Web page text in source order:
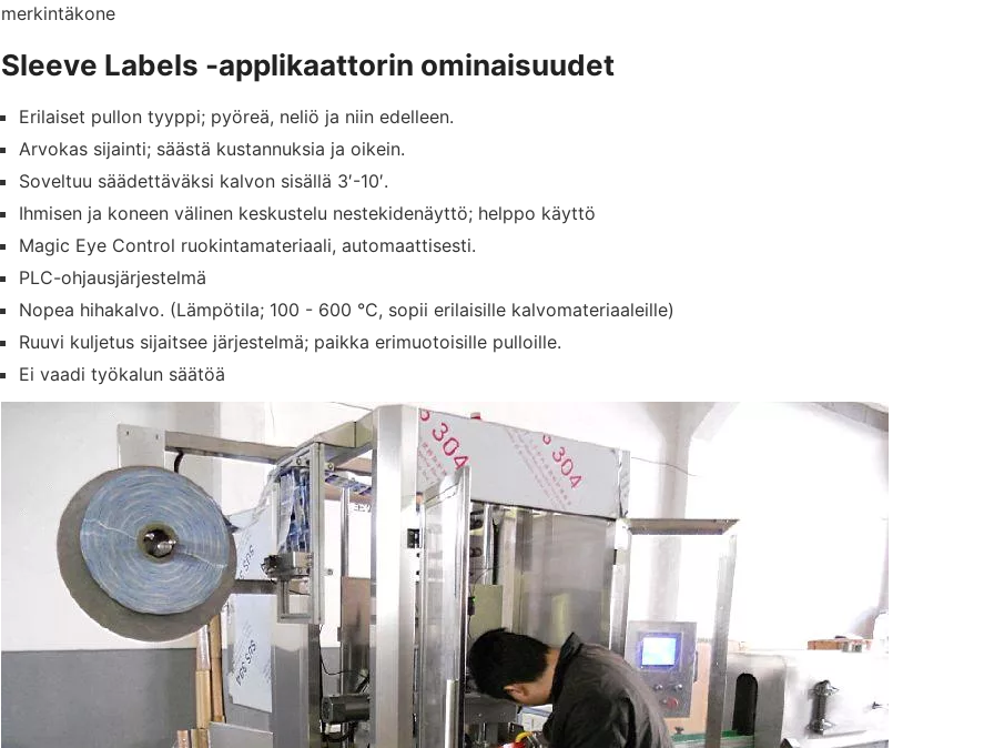
merkintäkone
Sleeve Labels -applikaattorin ominaisuudet
Erilaiset pullon tyyppi; pyöreä, neliö ja niin edelleen.
Arvokas sijainti; säästä kustannuksia ja oikein.
Soveltuu säädettäväksi kalvon sisällä 3′-10′.
Ihmisen ja koneen välinen keskustelu nestekidenäyttö; helppo käyttö
Magic Eye Control ruokintamateriaali, automaattisesti.
PLC-ohjausjärjestelmä
Nopea hihakalvo. (Lämpötila; 100 - 600 °C, sopii erilaisille kalvomateriaaleille)
Ruuvi kuljetus sijaitsee järjestelmä; paikka erimuotoisille pulloille.
Ei vaadi työkalun säätöä